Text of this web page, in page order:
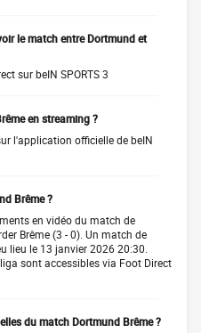
le match entre Dortmund et
sur beIN SPORTS 3
en streaming ?
l'application officielle de beIN
Brême ?
en vidéo du match de
Brême (3 - 0). Un match de
lieu le 13 janvier 2026 20:30.
sont accessibles via Foot Direct
du match Dortmund Brême ?